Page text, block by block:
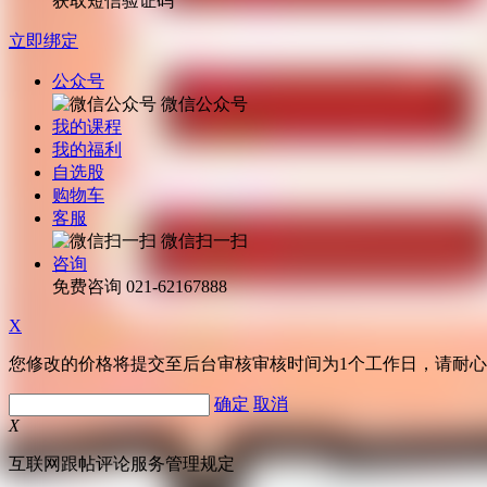
立即绑定
公众号
微信公众号
我的课程
我的福利
自选股
购物车
客服
微信扫一扫
咨询
免费咨询 021-62167888
X
您修改的价格将提交至后台审核审核时间为1个工作日，请耐
确定 取消
X
互联网跟帖评论服务管理规定